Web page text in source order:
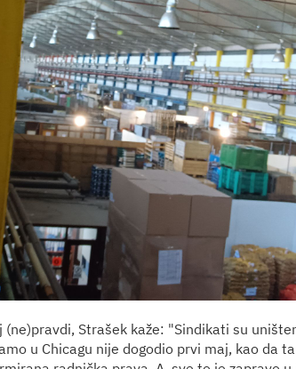
Strašek kaže: "Sindikati su
u Chicagu nije dogodio prvi maj, kao da